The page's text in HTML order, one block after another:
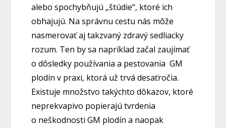
alebo spochybňujú „štúdie“, ktoré ich
obhajujú. Na správnu cestu nás môže
nasmerovať aj takzvaný zdravý sedliacky
rozum. Ten by sa napríklad začal zaujímať
o dôsledky používania a pestovania GM
plodín v praxi, ktorá už trvá desaťročia.
Existuje množstvo takýchto dôkazov, ktoré
neprekvapivo popierajú tvrdenia
o neškodnosti GM plodín a naopak